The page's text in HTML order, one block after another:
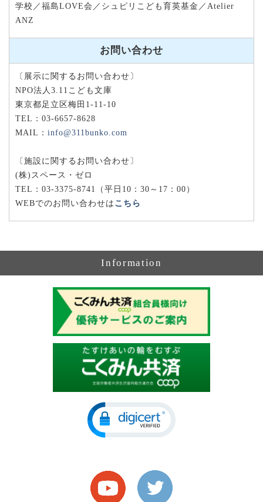
学校／福島LOVE会／シュピリこども育英基金／Atelier
ANZ
お問い合わせ
〔展示に関するお問い合わせ〕
NPO法人3.11こども文庫
東京都足立区梅田1-11-10
TEL：03-6657-8628
MAIL： info@311bunko.com
〔施設に関するお問い合わせ〕
(株)スペース・ゼロ
TEL：03-3375-8741（平日10：30～17：00）
WEBでのお問い合わせは こちら
Information